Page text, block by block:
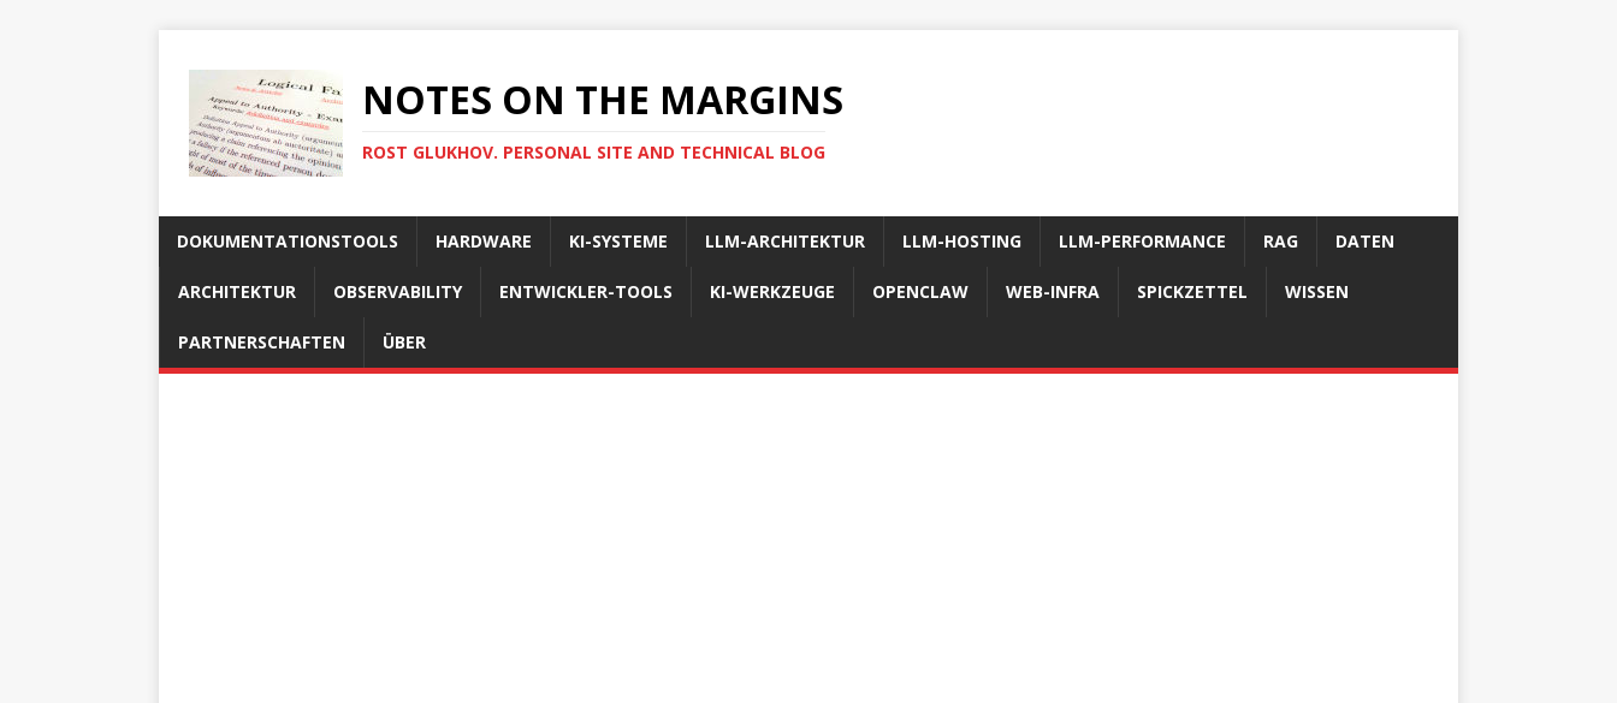
NOTES ON THE MARGINS
ROST GLUKHOV. PERSONAL SITE AND TECHNICAL BLOG
DOKUMENTATIONSTOOLS HARDWARE KI-SYSTEME LLM-ARCHITEKTUR LLM-HOSTING LLM-PERFORMANCE RAG DATEN
ARCHITEKTUR OBSERVABILITY ENTWICKLER-TOOLS KI-WERKZEUGE OPENCLAW WEB-INFRA SPICKZETTEL WISSEN
PARTNERSCHAFTEN ÜBER